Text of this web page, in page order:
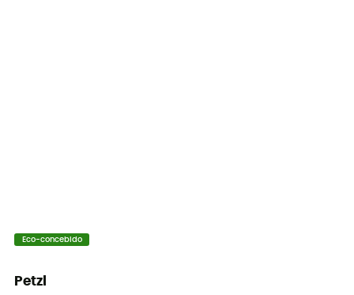
Eco-concebido
Petzl